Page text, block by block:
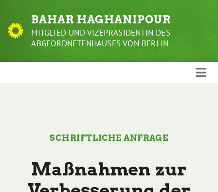
Inhalt
BAHAR HAGHANIPOUR
MITGLIED UND VIZEPRÄSIDENTIN DES
ABGEORDNETENHAUSES VON BERLIN
SCHRIFTLICHE ANFRAGE
Maßnahmen zur